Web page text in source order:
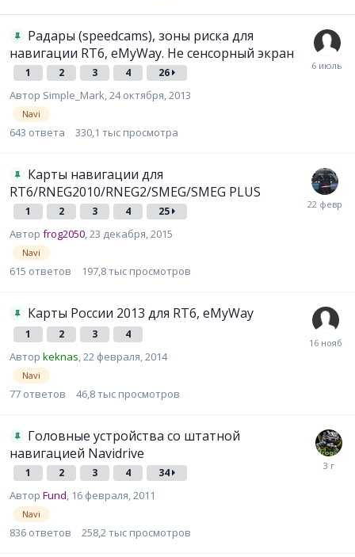
Радары (speedcams), зоны риска для
навигации RT6, eMyWay. Не сенсорный экран
1 2 3 4 26
Автор Simple_Mark 24 октября, 2013
Navi
643 ответа 330,1 тыс просмотра
Карты навигации для
RT6/RNEG2010/RNEG2/SMEG/SMEG PLUS
1 2 3 4 25
Автор frog2050,23 декабря, 2015
Navi
615 ответов 197,8 тыс просмотров
Карты России 2013 для RT6, eMyWay
1 2 3 4
Автор keknas,22 февраля, 2014
Navi
77 ответов 46,8 тыс просмотров
Головные устройства со штатной
навигацией Navidrive
1 2 3 4 34
Автор Fund, 16 февраля, 2011
Navi
836 ответов 258,2 тыс просмотров